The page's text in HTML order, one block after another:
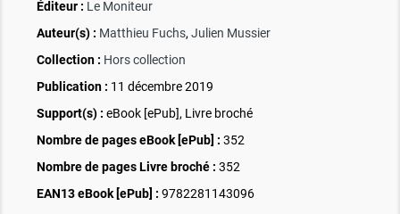
Éditeur : Le Moniteur
Auteur(s) : Matthieu Fuchs,Julien Mussier
Collection : Hors collection
Publication : 11 décembre 2019
Support(s) : eBook [ePub], Livre broché
Nombre de pages eBook [ePub] : 352
Nombre de pages Livre broché : 352
EAN13 eBook [ePub] : 9782281143096